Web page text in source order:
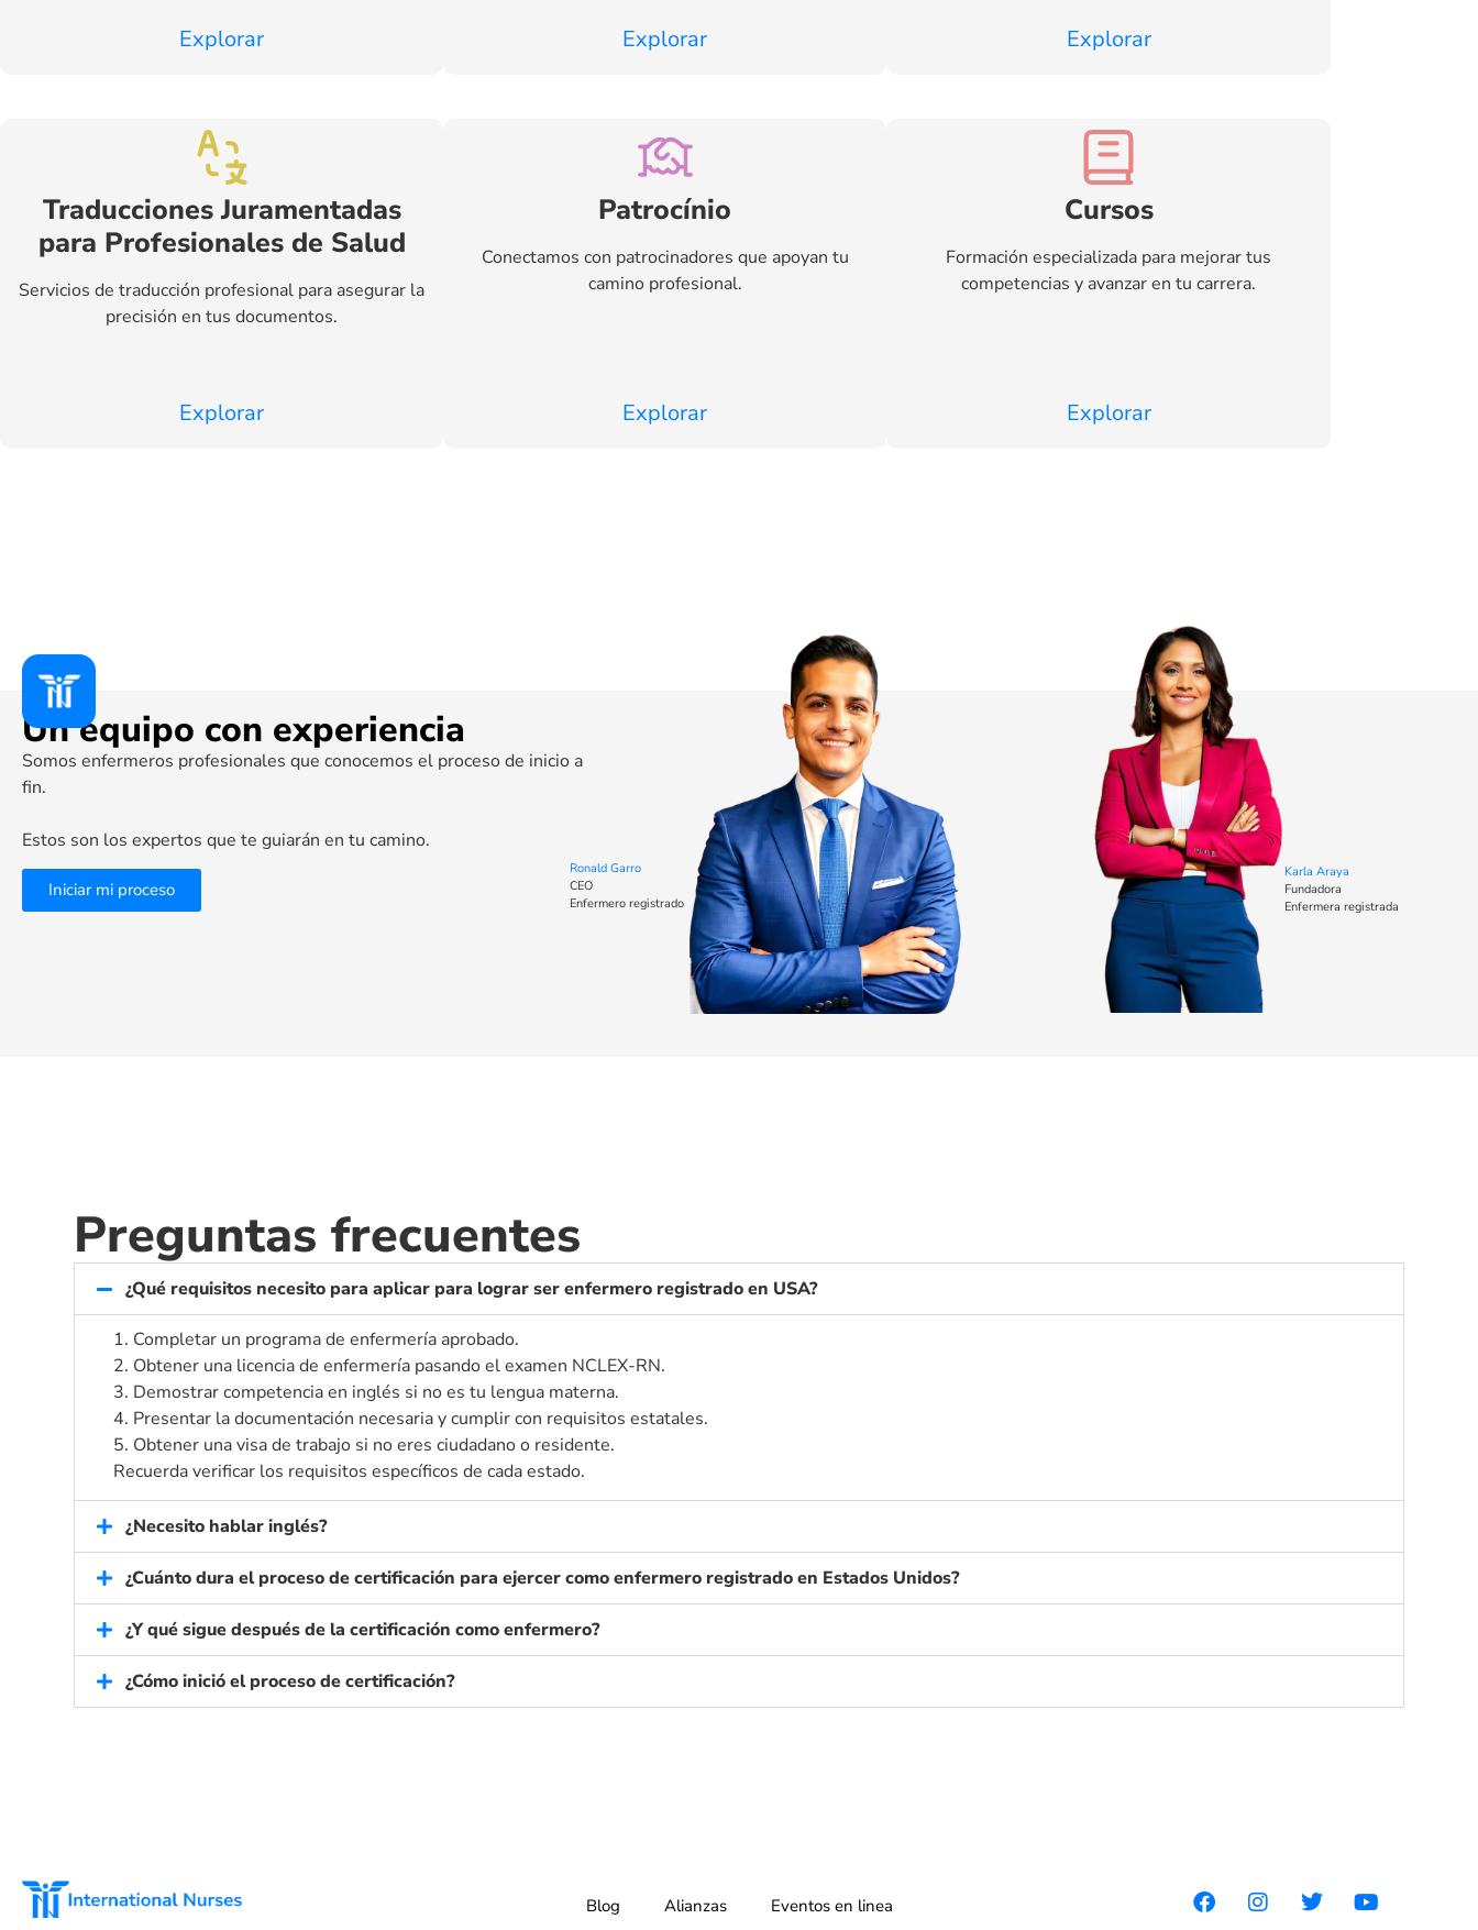
Explorar Explorar Explorar
Traducciones Juramentadas
para Profesionales de Salud
Servicios de traducción profesional para asegurar la
precisión en tus documentos.
Explorar
Patrocínio
Conectamos con patrocinadores que apoyan tu
camino profesional.
Explorar
Cursos
Formación especializada para mejorar tus
competencias y avanzar en tu carrera.
Explorar
Un equipo con experiencia
Somos enfermeros profesionales que conocemos el proceso de inicio a
fin.
Estos son los expertos que te guiarán en tu camino.
Iniciar mi proceso
Ronald Garro
CEO
Enfermero registrado
Karla Araya
Fundadora
Enfermera registrada
Preguntas frecuentes
¿Qué requisitos necesito para aplicar para lograr ser enfermero registrado en USA?
1. Completar un programa de enfermería aprobado.
2. Obtener una licencia de enfermería pasando el examen NCLEX-RN.
3. Demostrar competencia en inglés si no es tu lengua materna.
4. Presentar la documentación necesaria y cumplir con requisitos estatales.
5. Obtener una visa de trabajo si no eres ciudadano o residente.
Recuerda verificar los requisitos específicos de cada estado.
¿Necesito hablar inglés?
¿Cuánto dura el proceso de certificación para ejercer como enfermero registrado en Estados Unidos?
¿Y qué sigue después de la certificación como enfermero?
¿Cómo inició el proceso de certificación?
Blog Alianzas Eventos en linea